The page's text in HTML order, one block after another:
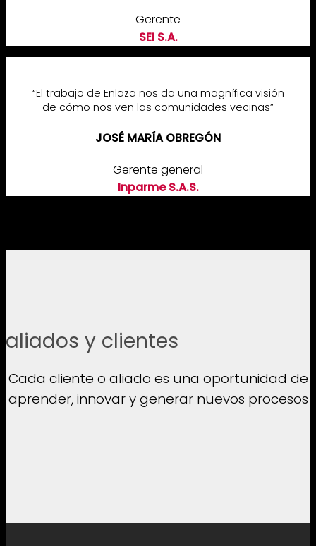
Gerente
SEI S.A.
“El trabajo de Enlaza nos da una magnífica visión
de cómo nos ven las comunidades vecinas”
JOSÉ MARÍA OBREGÓN
Gerente general
Inparme S.A.S.
aliados y clientes
Cada cliente o aliado es una oportunidad de
aprender, innovar y generar nuevos procesos